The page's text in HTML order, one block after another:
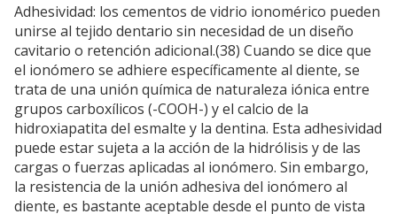
Adhesividad: los cementos de vidrio ionomérico pueden
unirse al tejido dentario sin necesidad de un diseño
cavitario o retención adicional.(38) Cuando se dice que
el ionómero se adhiere específicamente al diente, se
trata de una unión química de naturaleza iónica entre
grupos carboxílicos (-COOH-) y el calcio de la
hidroxiapatita del esmalte y la dentina. Esta adhesividad
puede estar sujeta a la acción de la hidrólisis y de las
cargas o fuerzas aplicadas al ionómero. Sin embargo,
la resistencia de la unión adhesiva del ionómero al
diente, es bastante aceptable desde el punto de vista